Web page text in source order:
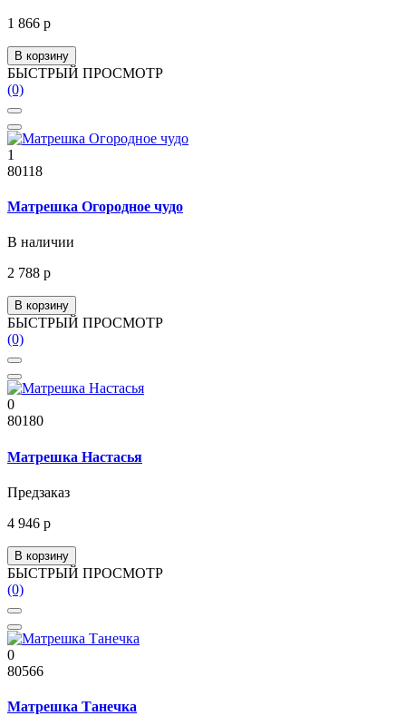
1 866 р
В корзину
БЫСТРЫЙ ПРОСМОТР
(0)
1
80118
Матрешка Огородное чудо
В наличии
2 788 р
В корзину
БЫСТРЫЙ ПРОСМОТР
(0)
0
80180
Матрешка Настасья
Предзаказ
4 946 р
В корзину
БЫСТРЫЙ ПРОСМОТР
(0)
0
80566
Матрешка Танечка